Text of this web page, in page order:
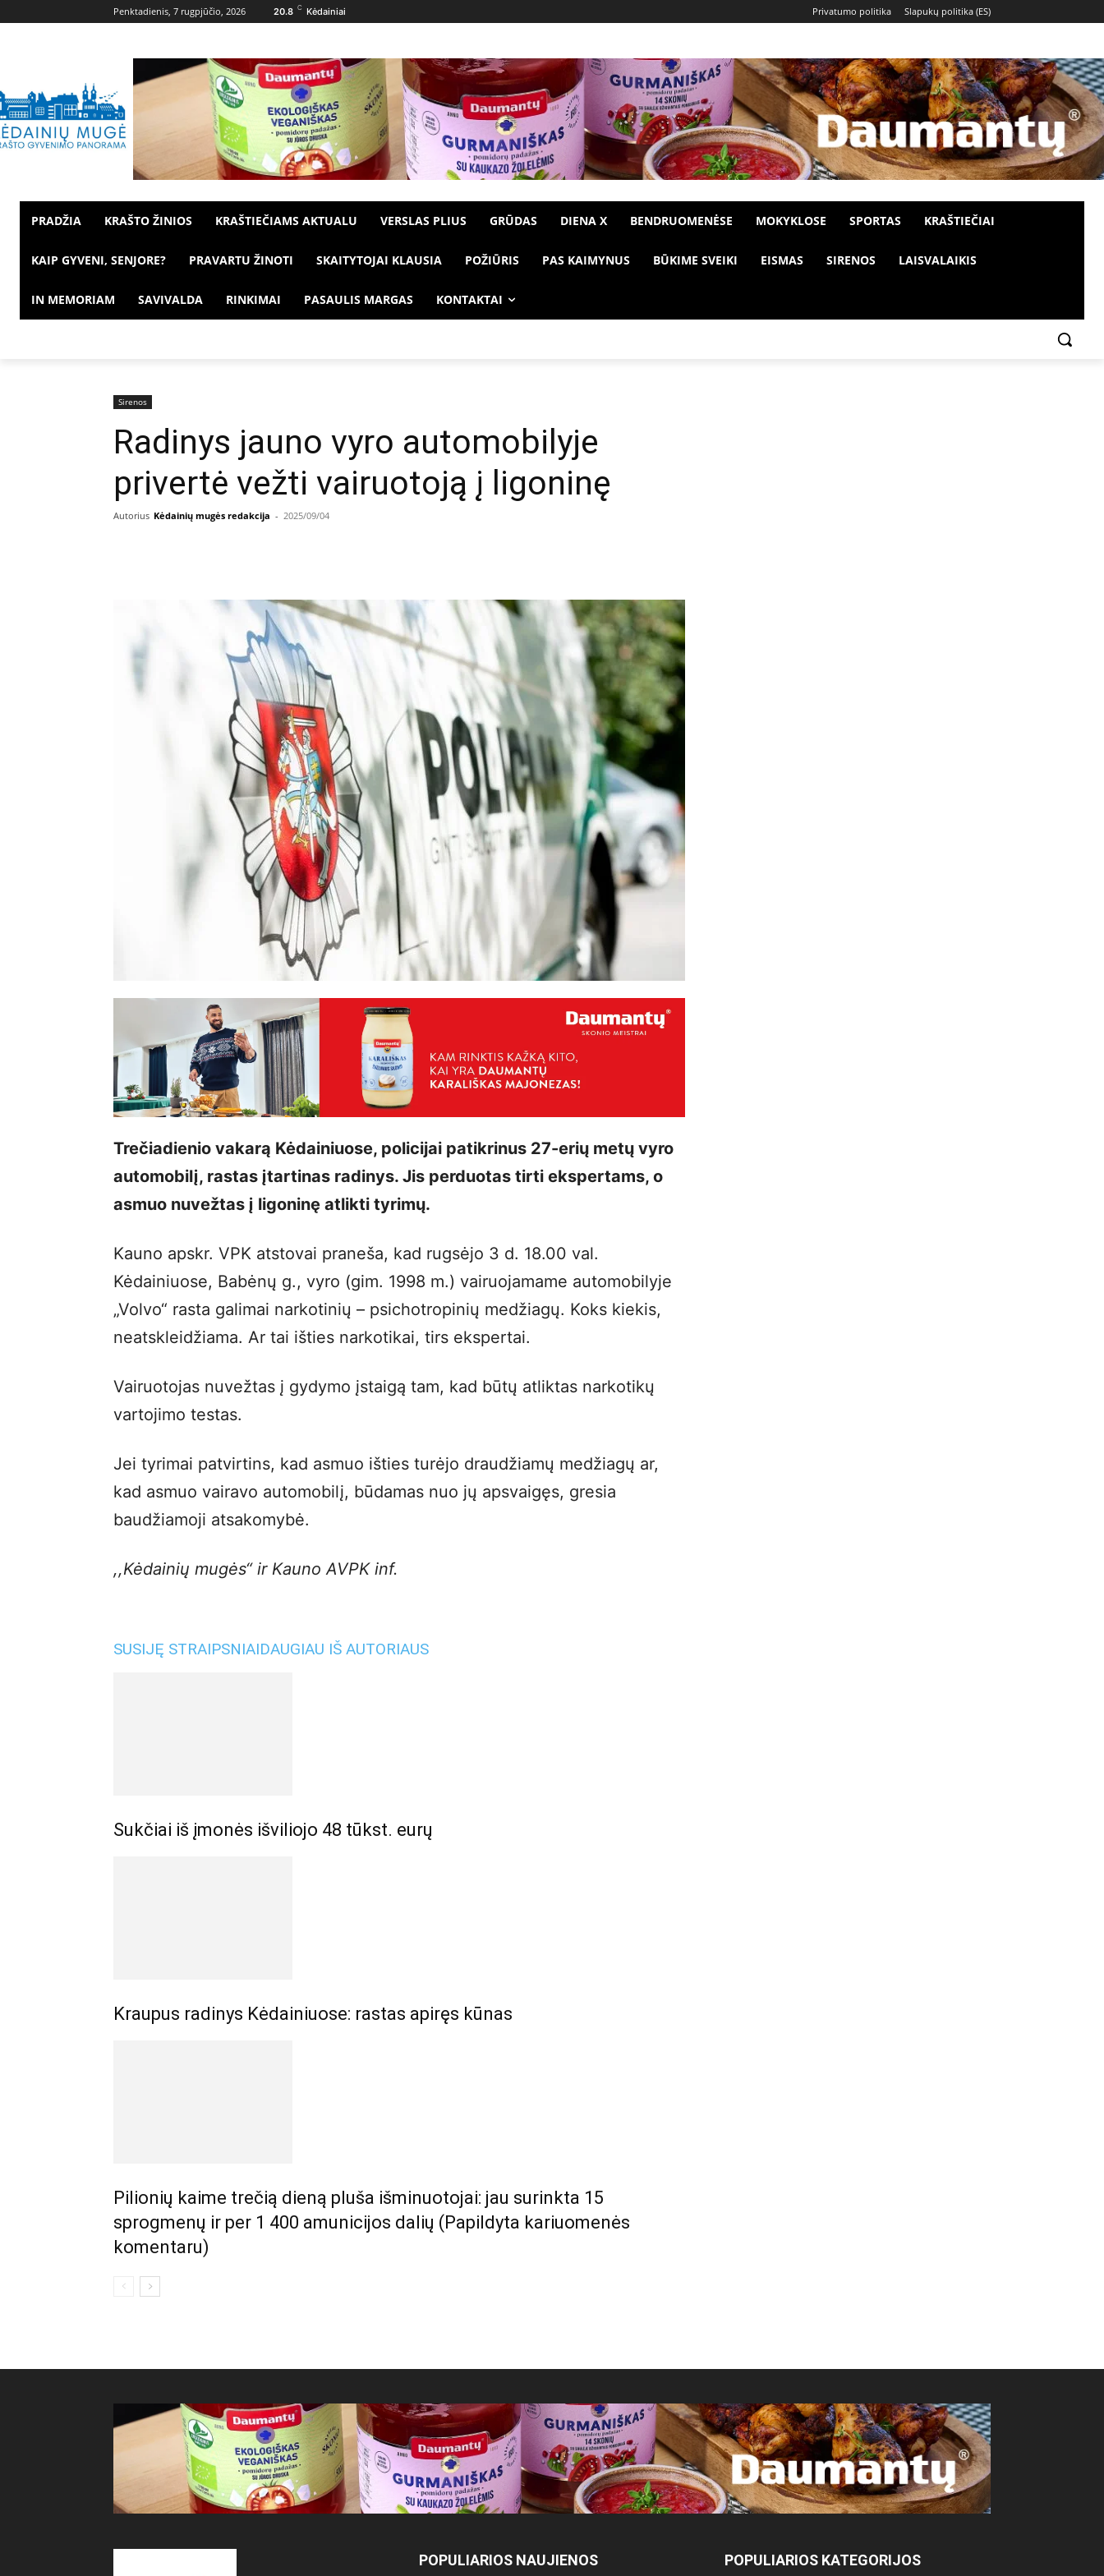
Penktadienis, 7 rugpjūčio, 2026 20.8 C Kėdainiai Privatumo politika Slapukų politika (ES)
PRADŽIA KRAŠTO ŽINIOS KRAŠTIEČIAMS AKTUALU VERSLAS PLIUS GRŪDAS DIENA X BENDRUOMENĖSE MOKYKLOSE SPORTAS KRAŠTIEČIAI
KAIP GYVENI, SENJORE? PRAVARTU ŽINOTI SKAITYTOJAI KLAUSIA POŽIŪRIS PAS KAIMYNUS BŪKIME SVEIKI EISMAS SIRENOS LAISVALAIKIS
IN MEMORIAM SAVIVALDA RINKIMAI PASAULIS MARGAS KONTAKTAI
Sirenos
Radinys jauno vyro automobilyje
privertė vežti vairuotoją į ligoninę
Autorius Kėdainių mugės redakcija - 2025/09/04
Trečiadienio vakarą Kėdainiuose, policijai patikrinus 27-erių metų vyro
automobilį, rastas įtartinas radinys. Jis perduotas tirti ekspertams, o
asmuo nuvežtas į ligoninę atlikti tyrimų.
Kauno apskr. VPK atstovai praneša, kad rugsėjo 3 d. 18.00 val.
Kėdainiuose, Babėnų g., vyro (gim. 1998 m.) vairuojamame automobilyje
„Volvo“ rasta galimai narkotinių – psichotropinių medžiagų. Koks kiekis,
neatskleidžiama. Ar tai išties narkotikai, tirs ekspertai.
Vairuotojas nuvežtas į gydymo įstaigą tam, kad būtų atliktas narkotikų
vartojimo testas.
Jei tyrimai patvirtins, kad asmuo išties turėjo draudžiamų medžiagų ar,
kad asmuo vairavo automobilį, būdamas nuo jų apsvaigęs, gresia
baudžiamoji atsakomybė.
,,Kėdainių mugės“ ir Kauno AVPK inf.
SUSIJĘ STRAIPSNIAIDAUGIAU IŠ AUTORIAUS
Sukčiai iš įmonės išviliojo 48 tūkst. eurų
Kraupus radinys Kėdainiuose: rastas apiręs kūnas
Pilionių kaime trečią dieną pluša išminuotojai: jau surinkta 15
sprogmenų ir per 1 400 amunicijos dalių (Papildyta kariuomenės
komentaru)
POPULIARIOS NAUJIENOS POPULIARIOS KATEGORIJOS